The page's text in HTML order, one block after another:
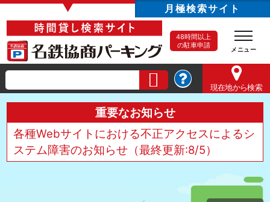
▼ 月極検索サイト
48時間以上
の駐車申請
現在地から検索
重要なお知らせ
各種Webサイトにおける不正アクセスによるシ
ステム障害のお知らせ（最終更新:8/5）